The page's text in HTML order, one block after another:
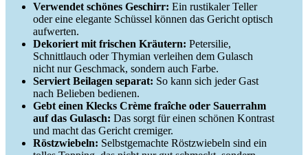
Verwendet schönes Geschirr: Ein rustikaler Teller
oder eine elegante Schüssel können das Gericht optisch
aufwerten.
Dekoriert mit frischen Kräutern: Petersilie,
Schnittlauch oder Thymian verleihen dem Gulasch
nicht nur Geschmack, sondern auch Farbe.
Serviert Beilagen separat: So kann sich jeder Gast
nach Belieben bedienen.
Gebt einen Klecks Crème fraîche oder Sauerrahm
auf das Gulasch: Das sorgt für einen schönen Kontrast
und macht das Gericht cremiger.
Röstzwiebeln: Selbstgemachte Röstzwiebeln sind ein